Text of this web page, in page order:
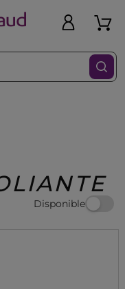
Disponible
Filtres